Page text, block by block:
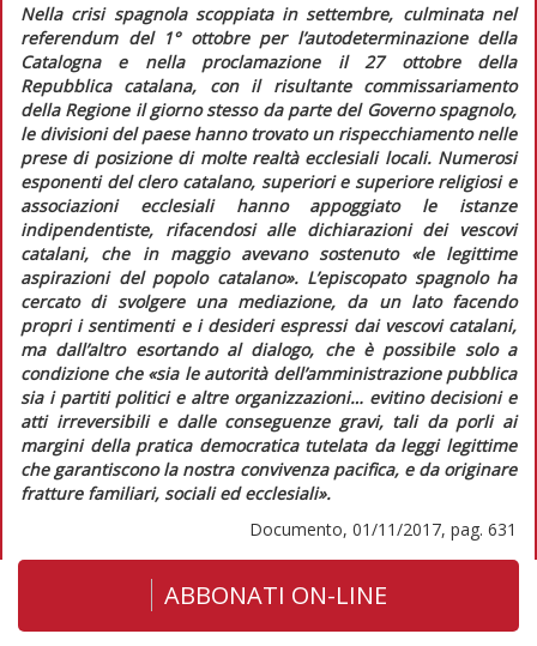
Nella crisi spagnola scoppiata in settembre, culminata nel
referendum del 1° ottobre per l’autodeterminazione della
Catalogna e nella proclamazione il 27 ottobre della
Repubblica catalana, con il risultante commissariamento
della Regione il giorno stesso da parte del Governo spagnolo,
le divisioni del paese hanno trovato un rispecchiamento nelle
prese di posizione di molte realtà ecclesiali locali. Numerosi
esponenti del clero catalano, superiori e superiore religiosi e
associazioni ecclesiali hanno appoggiato le istanze
indipendentiste, rifacendosi alle dichiarazioni dei vescovi
catalani, che in maggio avevano sostenuto «le legittime
aspirazioni del popolo catalano».L’episcopato spagnolo ha
cercato di svolgere una mediazione, da un lato facendo
propri i sentimenti e i desideri espressi dai vescovi catalani,
ma dall’altro esortando al dialogo, che è possibile solo a
condizione che «sia le autorità dell’amministrazione pubblica
sia i partiti politici e altre organizzazioni… evitino decisioni e
atti irreversibili e dalle conseguenze gravi, tali da porli ai
margini della pratica democratica tutelata da leggi legittime
che garantiscono la nostra convivenza pacifica, e da originare
fratture familiari, sociali ed ecclesiali».
Documento, 01/11/2017, pag. 631
ABBONATI ON-LINE